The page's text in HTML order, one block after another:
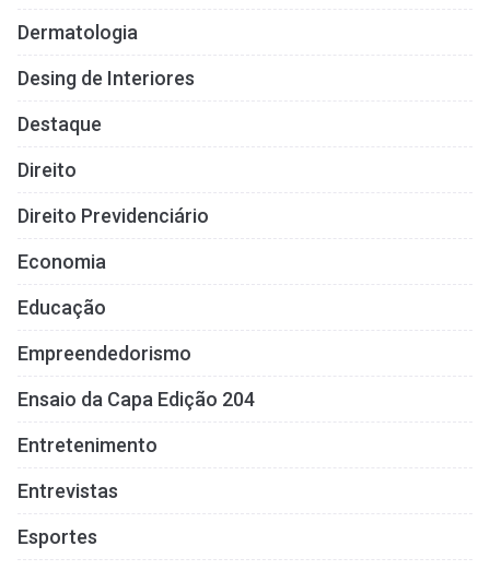
Dermatologia
Desing de Interiores
Destaque
Direito
Direito Previdenciário
Economia
Educação
Empreendedorismo
Ensaio da Capa Edição 204
Entretenimento
Entrevistas
Esportes